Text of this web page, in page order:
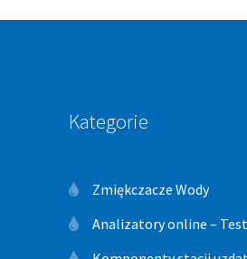
Kategorie
Zmiękczacze Wody
Analizatory online –